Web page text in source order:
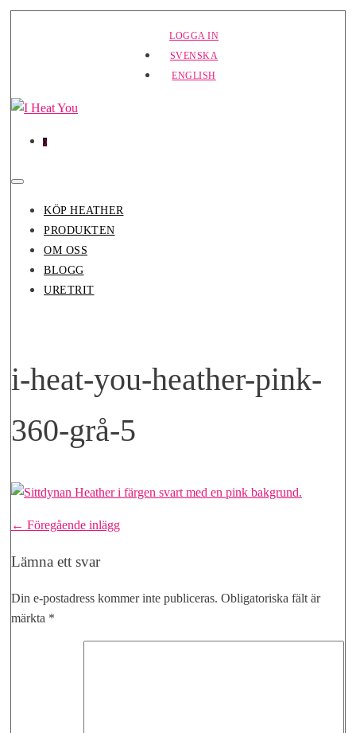
LOGGA IN
SVENSKA
ENGLISH
Varukorg
0
i
på/av
KÖP HEATHER
PRODUKTEN
OM OSS
BLOGG
URETRIT
i-heat-you-heather-pink-
360-grå-5
Inläggsnavigering
← Föregående inlägg
Lämna ett svar
Din e-postadress kommer inte publiceras. Obligatoriska fält är
märkta *